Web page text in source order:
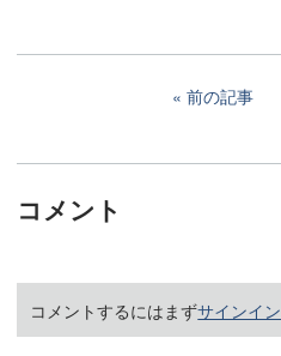
前の記事
コメント
コメントするにはまずサインイン